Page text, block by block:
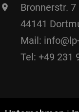
Bronnerstr. 7
44141
Mail:
Tel: +49 231